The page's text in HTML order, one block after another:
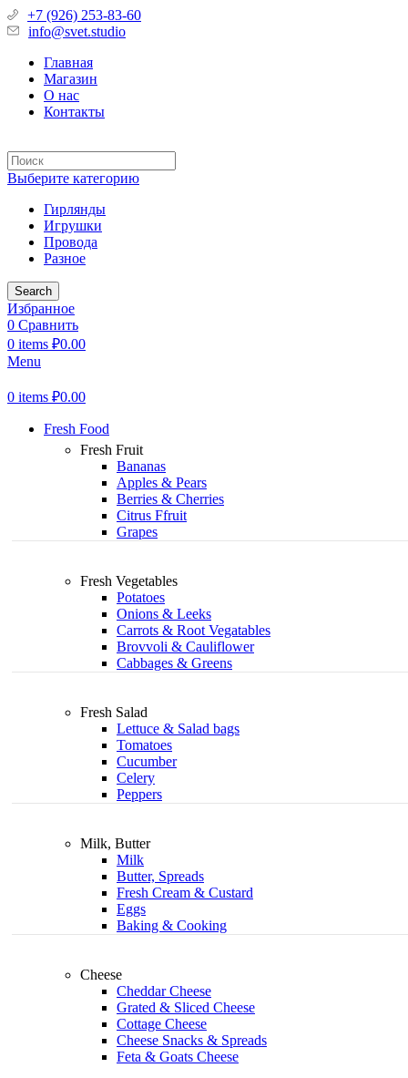
+7 (926) 253-83-60
info@svet.studio
Главная
Магазин
О нас
Контакты
Выберите категорию
Гирлянды
Игрушки
Провода
Разное
Search
Избранное
0 Сравнить
0 items ₽0.00
Menu
0 items ₽0.00
Fresh Food
Fresh Fruit
Bananas
Apples & Pears
Berries & Cherries
Citrus Ffruit
Grapes
Fresh Vegetables
Potatoes
Onions & Leeks
Carrots & Root Vegatables
Brovvoli & Cauliflower
Cabbages & Greens
Fresh Salad
Lettuce & Salad bags
Tomatoes
Cucumber
Celery
Peppers
Milk, Butter
Milk
Butter, Spreads
Fresh Cream & Custard
Eggs
Baking & Cooking
Cheese
Cheddar Cheese
Grated & Sliced Cheese
Cottage Cheese
Cheese Snacks & Spreads
Feta & Goats Cheese